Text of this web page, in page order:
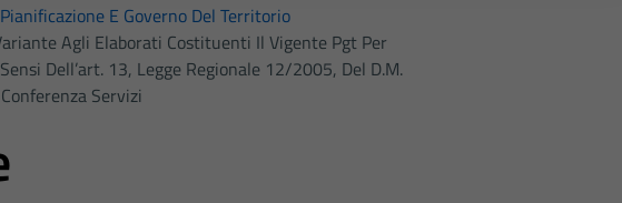
Pianificazione E Governo Del Territorio
Agli Elaborati Costituenti Il Vigente Pgt Per
Dell’art. 13, Legge Regionale 12/2005, Del D.m.
Servizi